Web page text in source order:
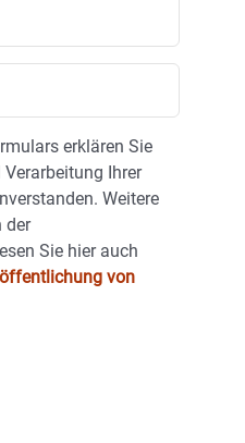
erklären Sie
Ihrer
Weitere
der
Sie hier auch
von